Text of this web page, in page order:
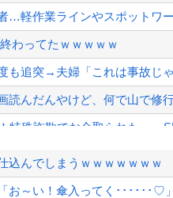
…軽作業ラインやスポットワ
わってたｗｗｗｗｗ
も追突→夫婦「これは事故じ
読んだんやけど、何で山で修
特殊詐欺でお金取られた…」
トルコが軍事同盟…これどこと
中国軍と中国海警局「ﾌｨﾘﾋﾟﾝ
込んでしまうｗｗｗｗｗｗｗ
お～い！傘入ってく･･････♡